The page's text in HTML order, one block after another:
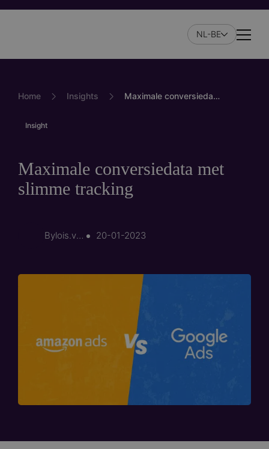
Skip
NL-BE
Home Insights Maximale conversiedata met slimme tracking
Insight
Maximale conversiedata met
slimme tracking
By lois.van.den.o… 20-01-2023